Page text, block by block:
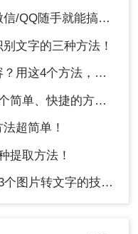
搞，真不用装一堆软件！
文字的三种方法！
个方法，轻松搞定！
单、快捷的方法！
超简单！
提取方法！
字的技巧，太实用了！